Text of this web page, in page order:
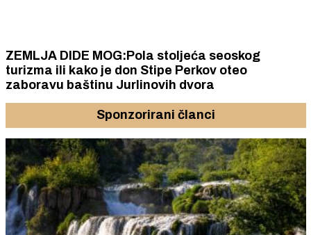
ZEMLJA DIDE MOG:Pola stoljeća seoskog
turizma ili kako je don Stipe Perkov oteo
zaboravu baštinu Jurlinovih dvora
Sponzorirani članci